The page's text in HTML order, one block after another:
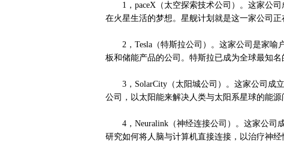
1，paceX（太空探索技术公司）。这家公司
在火星生活的梦想。星舰计划就是这一家公司正
2，Tesla（特斯拉公司）。这家公司是家喻
板和储能产品的公司。特斯拉已成为全球最知
3，SolarCity（太阳城公司）。这家公司成立
公司，以太阳能来解决人类与太阳系星球的能源
4，Neuralink（神经连接公司）。这家公司
研究如何将人脑与计算机直接连接，以治疗神经